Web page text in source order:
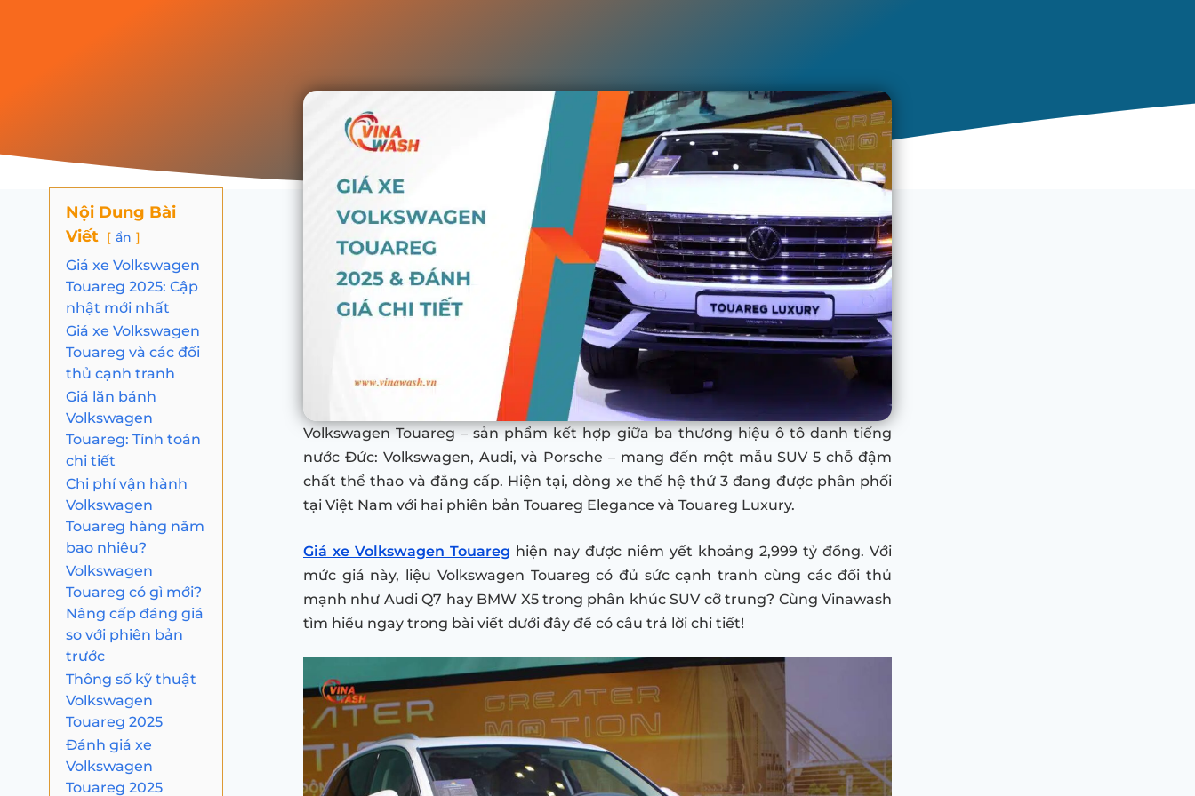
Nội Dung Bài
Viết
ẩn
Giá xe Volkswagen
Touareg 2025: Cập
nhật mới nhất
Giá xe Volkswagen
Touareg và các đối
thủ cạnh tranh
Giá lăn bánh
Volkswagen
Touareg: Tính toán
chi tiết
Chi phí vận hành
Volkswagen
Touareg hàng năm
bao nhiêu?
Volkswagen
Touareg có gì mới?
Nâng cấp đáng giá
so với phiên bản
trước
Thông số kỹ thuật
Volkswagen
Touareg 2025
Đánh giá xe
Volkswagen
Touareg 2025
Volkswagen Touareg – sản phẩm kết hợp giữa ba thương hiệu ô tô danh tiếng
nước Đức: Volkswagen, Audi, và Porsche – mang đến một mẫu SUV 5 chỗ đậm
chất thể thao và đẳng cấp. Hiện tại, dòng xe thế hệ thứ 3 đang được phân phối
tại Việt Nam với hai phiên bản Touareg Elegance và Touareg Luxury.
Giá xe Volkswagen Touareg hiện nay được niêm yết khoảng 2,999 tỷ đồng. Với
mức giá này, liệu Volkswagen Touareg có đủ sức cạnh tranh cùng các đối thủ
mạnh như Audi Q7 hay BMW X5 trong phân khúc SUV cỡ trung? Cùng Vinawash
tìm hiểu ngay trong bài viết dưới đây để có câu trả lời chi tiết!